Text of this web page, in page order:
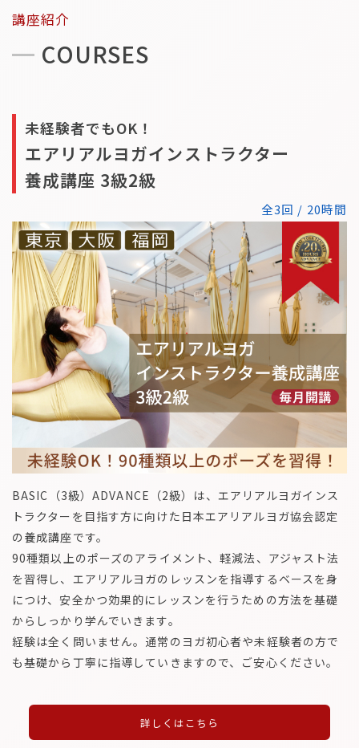
講座紹介
COURSES
未経験者でもOK！
エアリアルヨガインストラクター
養成講座 3級2級
全3回 / 20時間
BASIC（3級）ADVANCE（2級）は、エアリアルヨガインス
トラクターを目指す方に向けた日本エアリアルヨガ協会認定
の養成講座です。
90種類以上のポーズのアライメント、軽減法、アジャスト法
を習得し、エアリアルヨガのレッスンを指導するベースを身
につけ、安全かつ効果的にレッスンを行うための方法を基礎
からしっかり学んでいきます。
経験は全く問いません。通常のヨガ初心者や未経験者の方で
も基礎から丁寧に指導していきますので、ご安心ください。
詳しくはこちら